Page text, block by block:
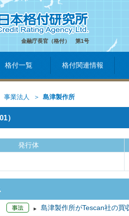
金融庁長官（格付） 第1号
格付一覧 格付関連情報
事業法人 島津製作所
）
発行体
島津製作所がTescan社の買